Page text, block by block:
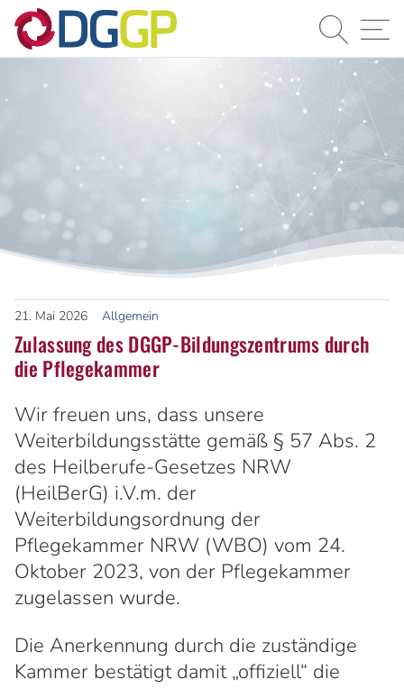
Suche
21. Mai 2026 Allgemein
Zulassung des DGGP-Bildungszentrums durch
die Pflegekammer
Wir freuen uns, dass unsere
Weiterbildungsstätte gemäß § 57 Abs. 2
des Heilberufe-Gesetzes NRW
(HeilBerG) i.V.m. der
Weiterbildungsordnung der
Pflegekammer NRW (WBO) vom 24.
Oktober 2023, von der Pflegekammer
zugelassen wurde.
Die Anerkennung durch die zuständige
Kammer bestätigt damit „offiziell“ die